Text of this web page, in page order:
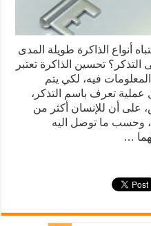
أنواع الذاكرة طويلة المدى
تحسين الذاكرة تعتبر
فيه، لكي يتم
تعرف باسم التذكر،
على أن للإنسان أكثر من
وحسب ما توصل اليه
…